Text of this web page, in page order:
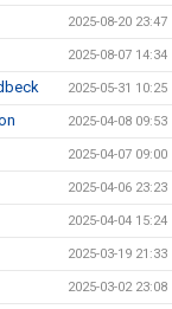
2025-08-20 23:47
2025-08-07 14:34
2025-05-31 10:25
2025-04-08 09:53
2025-04-07 09:00
2025-04-06 23:23
2025-04-04 15:24
2025-03-19 21:33
2025-03-02 23:08